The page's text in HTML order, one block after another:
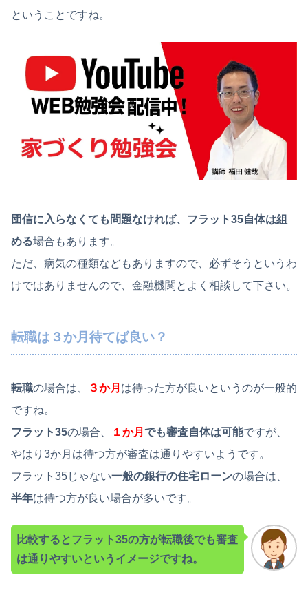
ということですね。
団信に入らなくても問題なければ、フラット35自体は組
める場合もあります。
ただ、病気の種類などもありますので、必ずそうというわ
けではありませんので、金融機関とよく相談して下さい。
転職は３か月待てば良い？
転職の場合は、 ３か月 は待った方が良いというのが一般的
ですね。
フラット35の場合、 １か月 でも審査自体は可能ですが、
やはり3か月は待つ方が審査は通りやすいようです。
フラット35じゃない一般の銀行の住宅ローンの場合は、
半年は待つ方が良い場合が多いです。
比較するとフラット35の方が転職後でも審査
は通りやすいというイメージですね。